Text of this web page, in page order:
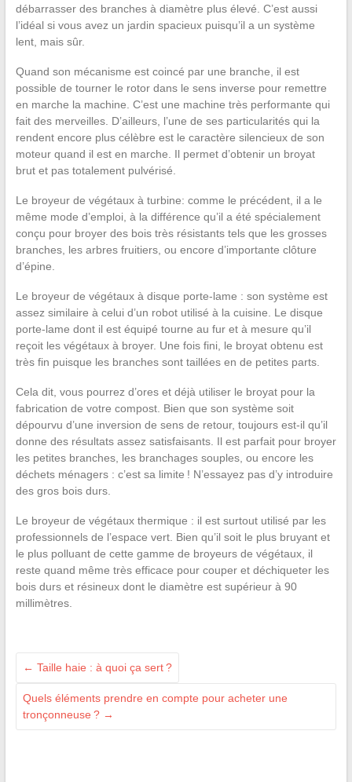
débarrasser des branches à diamètre plus élevé. C’est aussi
l’idéal si vous avez un jardin spacieux puisqu’il a un système
lent, mais sûr.
Quand son mécanisme est coincé par une branche, il est
possible de tourner le rotor dans le sens inverse pour remettre
en marche la machine. C’est une machine très performante qui
fait des merveilles. D’ailleurs, l’une de ses particularités qui la
rendent encore plus célèbre est le caractère silencieux de son
moteur quand il est en marche. Il permet d’obtenir un broyat
brut et pas totalement pulvérisé.
Le broyeur de végétaux à turbine: comme le précédent, il a le
même mode d’emploi, à la différence qu’il a été spécialement
conçu pour broyer des bois très résistants tels que les grosses
branches, les arbres fruitiers, ou encore d’importante clôture
d’épine.
Le broyeur de végétaux à disque porte-lame : son système est
assez similaire à celui d’un robot utilisé à la cuisine. Le disque
porte-lame dont il est équipé tourne au fur et à mesure qu’il
reçoit les végétaux à broyer. Une fois fini, le broyat obtenu est
très fin puisque les branches sont taillées en de petites parts.
Cela dit, vous pourrez d’ores et déjà utiliser le broyat pour la
fabrication de votre compost. Bien que son système soit
dépourvu d’une inversion de sens de retour, toujours est-il qu’il
donne des résultats assez satisfaisants. Il est parfait pour broyer
les petites branches, les branchages souples, ou encore les
déchets ménagers : c’est sa limite ! N’essayez pas d’y introduire
des gros bois durs.
Le broyeur de végétaux thermique : il est surtout utilisé par les
professionnels de l’espace vert. Bien qu’il soit le plus bruyant et
le plus polluant de cette gamme de broyeurs de végétaux, il
reste quand même très efficace pour couper et déchiqueter les
bois durs et résineux dont le diamètre est supérieur à 90
millimètres.
← Taille haie : à quoi ça sert ?
Quels éléments prendre en compte pour acheter une
tronçonneuse ? →